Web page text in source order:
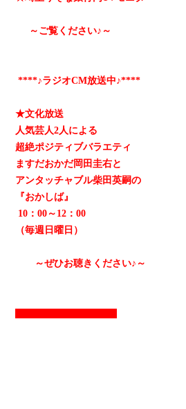
～ご覧ください♪～
****♪ラジオCM放送中♪****
★文化放送
人気芸人2人による
超絶ポジティブバラエティ
ますだおかだ岡田圭右と
アンタッチャブル柴田英嗣の
『おかしば』
10：00～12：00
（毎週日曜日）
～ぜひお聴きください♪～